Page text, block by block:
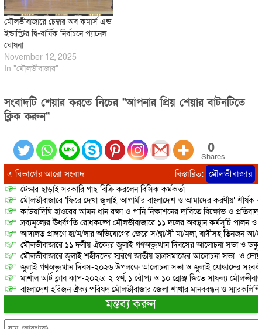
মৌলভীবাজারে চেম্বার অব কমার্স এন্ড
ইন্ডাস্ট্রির দ্বি-বার্ষিক নির্বাচনে প্যানেল
ঘোষনা
November 12, 2025
In "মৌলভীবাজার"
সংবাদটি শেয়ার করতে নিচের “আপনার প্রিয় শেয়ার বাটনটিতে
ক্লিক করুন”
0
Shares
এ বিভাগের আরো সংবাদ বিস্তারিত: মৌলভীবাজার
টেন্ডার ছাড়াই সরকারি গাছ বিক্রি করলেন বিসিক কর্মকর্তা
মৌলভীবাজারে ‘ফিরে দেখা জুলাই, আগামীর বাংলাদেশ ও আমাদের করণীয়’ শীর্ষক
কাউয়াদিঘি হাওরের আমন ধান রক্ষা ও পানি নিষ্কাশনের দাবিতে বিক্ষোভ ও
দ্রব্যমূল্যের ঊর্ধ্বগতি রোধকল্পে মৌলভীবাজারে ১১ দলের অবস্থান কর্মসূচি পালন ও
আদালত প্রাঙ্গণে হা/ম/লার অভিযোগের জেরে স/ন্ত্রা/সী মা/মলা, বাদীসহ তিনজন আ/
মৌলভীবাজারে ১১ দলীয় ঐক্যের জুলাই গণঅভ্যুত্থান দিবসের আলোচনা সভা ও
মৌলভীবাজারে জুলাই শহীদদের স্মরণে জাতীয় ছাত্রসমাজের আলোচনা সভা ও
জুলাই গণঅভ্যুত্থান দিবস-২০২৬ উপলক্ষে আলোচনা সভা ও জুলাই যোদ্ধাদের
মার্শাল আর্ট ক্লাব কাপ-২০২৬: ২ স্বর্ণ, ১ রৌপ্য ও ১০ ব্রোঞ্জ জিতে সাফল্য
বাংলাদেশ হরিজন ঐক্য পরিষদ মৌলভীবাজার জেলা শাখার মানববন্ধন ও স্মারকলিপি
মন্তব্য করুন